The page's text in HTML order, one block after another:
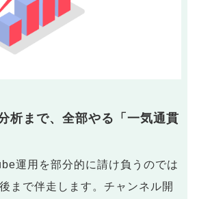
析まで、全部やる「一気通貫
運用を部分的に請け負うのでは
まで伴走します。チャンネル開